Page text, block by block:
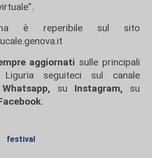
è reperibile sul sito
aggiornati sulle principali
seguiteci sul canale
Whatsapp, su Instagram, su
.
festival